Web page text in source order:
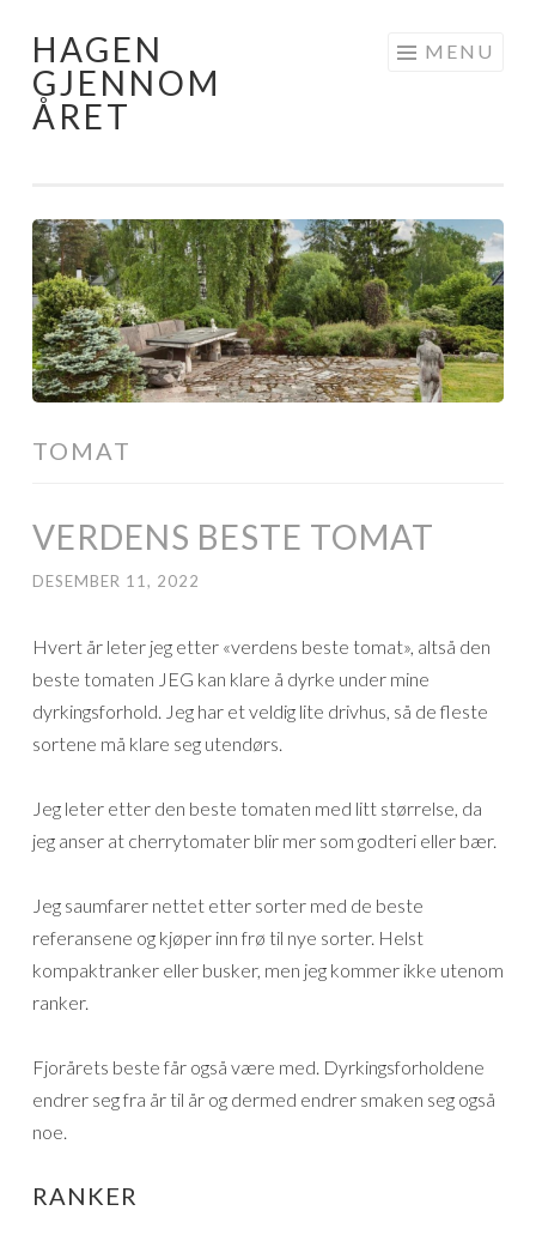
Skip
to
content
HAGEN
GJENNOM
ÅRET
MENU
TOMAT
VERDENS BESTE TOMAT
DESEMBER 11, 2022
Hvert år leter jeg etter «verdens beste tomat», altså den
beste tomaten JEG kan klare å dyrke under mine
dyrkingsforhold. Jeg har et veldig lite drivhus, så de fleste
sortene må klare seg utendørs.
Jeg leter etter den beste tomaten med litt størrelse, da
jeg anser at cherrytomater blir mer som godteri eller bær.
Jeg saumfarer nettet etter sorter med de beste
referansene og kjøper inn frø til nye sorter. Helst
kompaktranker eller busker, men jeg kommer ikke utenom
ranker.
Fjorårets beste får også være med. Dyrkingsforholdene
endrer seg fra år til år og dermed endrer smaken seg også
noe.
RANKER